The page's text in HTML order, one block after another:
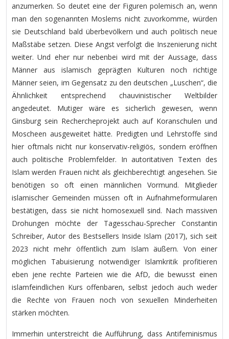
anzumerken. So deutet eine der Figuren polemisch an, wenn
man den sogenannten Moslems nicht zuvorkomme, würden
sie Deutschland bald überbevölkern und auch politisch neue
Maßstäbe setzen. Diese Angst verfolgt die Inszenierung nicht
weiter. Und eher nur nebenbei wird mit der Aussage, dass
Männer aus islamisch geprägten Kulturen noch richtige
Männer seien, im Gegensatz zu den deutschen „Luschen“, die
Ähnlichkeit entsprechend chauvinistischer Weltbilder
angedeutet. Mutiger wäre es sicherlich gewesen, wenn
Ginsburg sein Rechercheprojekt auch auf Koranschulen und
Moscheen ausgeweitet hätte. Predigten und Lehrstoffe sind
hier oftmals nicht nur konservativ-religiös, sondern eröffnen
auch politische Problemfelder. In autoritativen Texten des
Islam werden Frauen nicht als gleichberechtigt angesehen. Sie
benötigen so oft einen männlichen Vormund. Mitglieder
islamischer Gemeinden müssen oft in Aufnahmeformularen
bestätigen, dass sie nicht homosexuell sind. Nach massiven
Drohungen möchte der Tagesschau-Sprecher Constantin
Schreiber, Autor des Bestsellers Inside Islam (2017), sich seit
2023 nicht mehr öffentlich zum Islam äußern. Von einer
möglichen Tabuisierung notwendiger Islamkritik profitieren
eben jene rechte Parteien wie die AfD, die bewusst einen
islamfeindlichen Kurs offenbaren, selbst jedoch auch weder
die Rechte von Frauen noch von sexuellen Minderheiten
stärken möchten.
Immerhin unterstreicht die Aufführung, dass Antifeminismus